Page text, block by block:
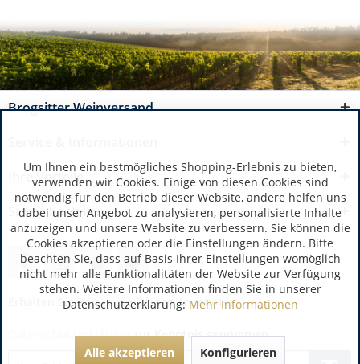
Brogsitter Weinversand
Ihre Vorteile
Sicher bestellen
Erhalten Sie immer die besten Angebote:
Datenschutzerklärungzur Kenntnis genommen.
Um Ihnen ein bestmögliches Shopping-Erlebnis zu bieten,
verwenden wir Cookies. Einige von diesen Cookies sind
notwendig für den Betrieb dieser Website, andere helfen uns
dabei unser Angebot zu analysieren, personalisierte Inhalte
anzuzeigen und unsere Website zu verbessern. Sie können die
Cookies akzeptieren oder die Einstellungen ändern. Bitte
beachten Sie, dass auf Basis Ihrer Einstellungen womöglich
nicht mehr alle Funktionalitäten der Website zur Verfügung
stehen. Weitere Informationen finden Sie in unserer
Datenschutzerklärung: Mehr Informationen
Alle akzeptieren Konfigurieren